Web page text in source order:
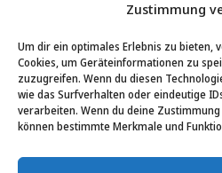
Zustimmung
Um dir ein optimales Erlebnis zu bieten,
Cookies, um Geräteinformationen zu
zuzugreifen. Wenn du diesen
wie das Surfverhalten oder eindeutige
verarbeiten. Wenn du deine
können bestimmte Merkmale und
Dr. Marita Haibach & Jan
Rheingaustraße 111 A
D-65203 Wiesbaden